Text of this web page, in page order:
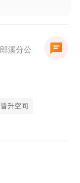
溪分公
晋升空间